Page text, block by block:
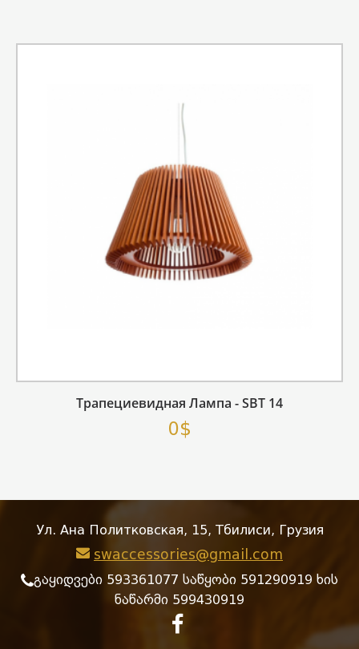
Трапециевидная Лампа - SBT 14
0$
Ул. Ана Политковская, 15, Тбилиси, Грузия
swaccessories@gmail.com
გაყიდვები 593361077 საწყობი 591290919 ხის
ნაწარმი 599430919